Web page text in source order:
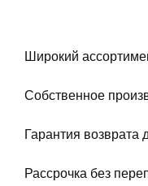
Широкий
Собственное
Гарантия возврата
Рассрочка без